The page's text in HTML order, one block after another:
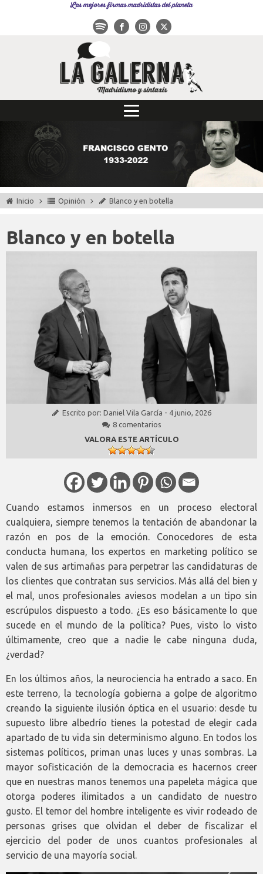
Las mejores firmas madridistas del planeta
Inicio Opinión Blanco y en botella
Blanco y en botella
Escrito por: Daniel Vila García - 4 junio, 2026
8 comentarios
VALORA ESTE ARTÍCULO
Cuando estamos inmersos en un proceso electoral
cualquiera, siempre tenemos la tentación de abandonar la
razón en pos de la emoción. Conocedores de esta
conducta humana, los expertos en marketing político se
valen de sus artimañas para perpetrar las candidaturas de
los clientes que contratan sus servicios. Más allá del bien y
el mal, unos profesionales aviesos modelan a un tipo sin
escrúpulos dispuesto a todo. ¿Es eso básicamente lo que
sucede en el mundo de la política? Pues, visto lo visto
últimamente, creo que a nadie le cabe ninguna duda,
¿verdad?
En los últimos años, la neurociencia ha entrado a saco. En
este terreno, la tecnología gobierna a golpe de algoritmo
creando la siguiente ilusión óptica en el usuario: desde tu
supuesto libre albedrío tienes la potestad de elegir cada
apartado de tu vida sin determinismo alguno. En todos los
sistemas políticos, priman unas luces y unas sombras. La
mayor sofisticación de la democracia es hacernos creer
que en nuestras manos tenemos una papeleta mágica que
otorga poderes ilimitados a un candidato de nuestro
gusto. El temor del hombre inteligente es vivir rodeado de
personas grises que olvidan el deber de fiscalizar el
ejercicio del poder de unos cuantos profesionales al
servicio de una mayoría social.